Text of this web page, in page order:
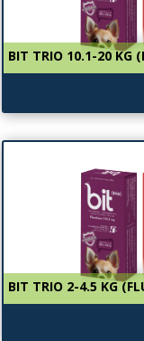
BIT TRIO 10.1-20 KG
BIT TRIO 2-4.5 KG